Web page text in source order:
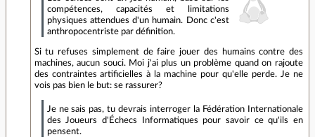
compétences, capacités et limitations
physiques attendues d'un humain. Donc c'est
anthropocentriste par définition.
Si tu refuses simplement de faire jouer des humains contre des
machines, aucun souci. Moi j'ai plus un problème quand on rajoute
des contraintes artificielles à la machine pour qu'elle perde. Je ne
vois pas bien le but: se rassurer?
Je ne sais pas, tu devrais interroger la Fédération Internationale
des Joueurs d'Échecs Informatiques pour savoir ce qu'ils en
pensent.